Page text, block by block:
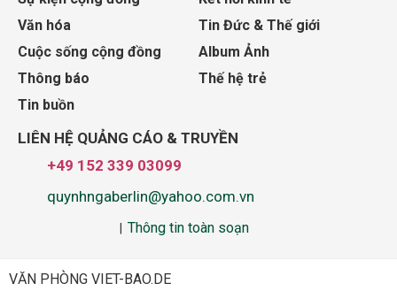
Văn hóa
Tin Đức & Thế giới
Cuộc sống cộng đồng
Album Ảnh
Thông báo
Thế hệ trẻ
Tin buồn
LIÊN HỆ QUẢNG CÁO & TRUYỀN
+49 152 339 03099
quynhngaberlin@yahoo.com.vn
Thông tin toàn soạn
VĂN PHÒNG VIET-BAO.DE